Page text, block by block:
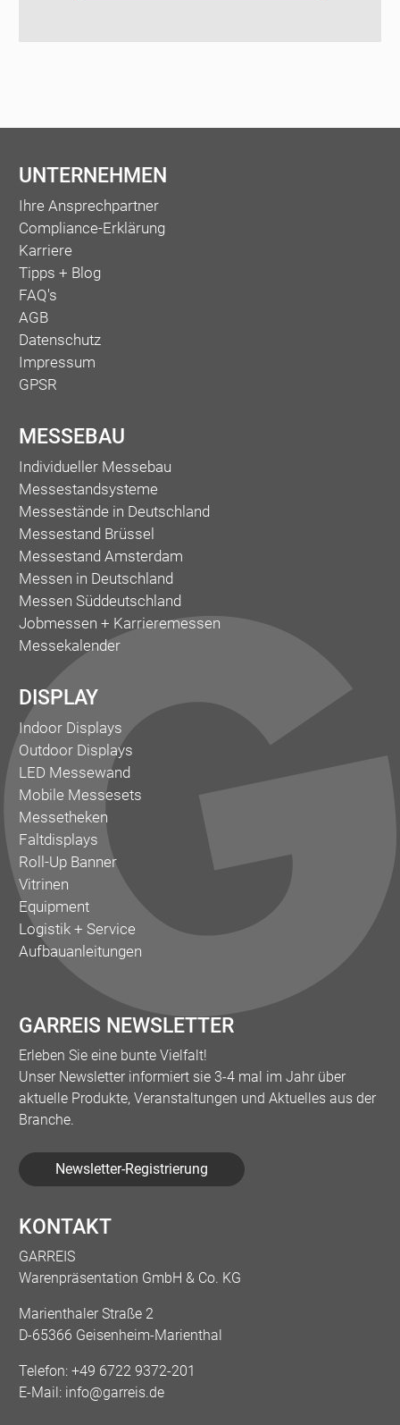
UNTERNEHMEN
Ihre Ansprechpartner
Compliance-Erklärung
Karriere
Tipps + Blog
FAQ's
AGB
Datenschutz
Impressum
GPSR
MESSEBAU
Individueller Messebau
Messestandsysteme
Messestände in Deutschland
Messestand Brüssel
Messestand Amsterdam
Messen in Deutschland
Messen Süddeutschland
Jobmessen + Karrieremessen
Messekalender
DISPLAY
Indoor Displays
Outdoor Displays
LED Messewand
Mobile Messesets
Messetheken
Faltdisplays
Roll-Up Banner
Vitrinen
Equipment
Logistik + Service
Aufbauanleitungen
GARREIS NEWSLETTER
Erleben Sie eine bunte Vielfalt!
Unser Newsletter informiert sie 3-4 mal im Jahr über
aktuelle Produkte, Veranstaltungen und Aktuelles aus der
Branche.
Newsletter-Registrierung
KONTAKT
GARREIS
Warenpräsentation GmbH & Co. KG
Marienthaler Straße 2
D-65366 Geisenheim-Marienthal
Telefon: +49 6722 9372-201
E-Mail: info@garreis.de